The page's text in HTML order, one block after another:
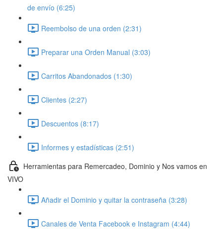
de envío (6:25)
Reembolso de una orden (2:31)
Preparar una Orden Manual (3:03)
Carritos Abandonados (1:30)
Clientes (2:27)
Descuentos (8:17)
Informes y estadísticas (2:51)
Herramientas para Remercadeo, Dominio y Nos vamos en
VIVO
Añadir el Dominio y quitar la contraseña (3:28)
Canales de Venta Facebook e Instagram (4:44)